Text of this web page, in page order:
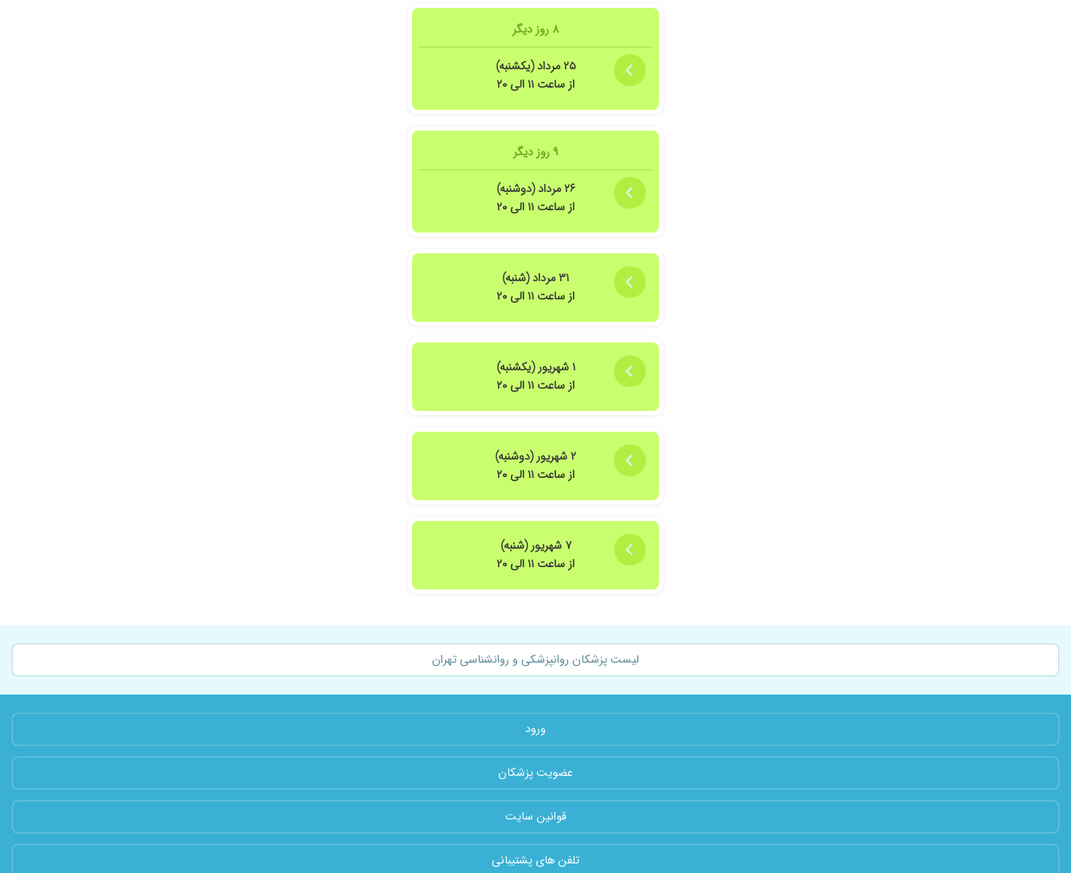
۸ روز دیگر
۲۵ مرداد (یکشنبه)
از ساعت ۱۱ الی ۲۰
۹ روز دیگر
۲۶ مرداد (دوشنبه)
از ساعت ۱۱ الی ۲۰
۳۱ مرداد (شنبه)
از ساعت ۱۱ الی ۲۰
۱ شهریور (یکشنبه)
از ساعت ۱۱ الی ۲۰
۲ شهریور (دوشنبه)
از ساعت ۱۱ الی ۲۰
۷ شهریور (شنبه)
از ساعت ۱۱ الی ۲۰
لیست پزشکان روانپزشکی و روانشناسی تهران
ورود
عضویت پزشکان
قوانین سایت
تلفن های پشتیبانی